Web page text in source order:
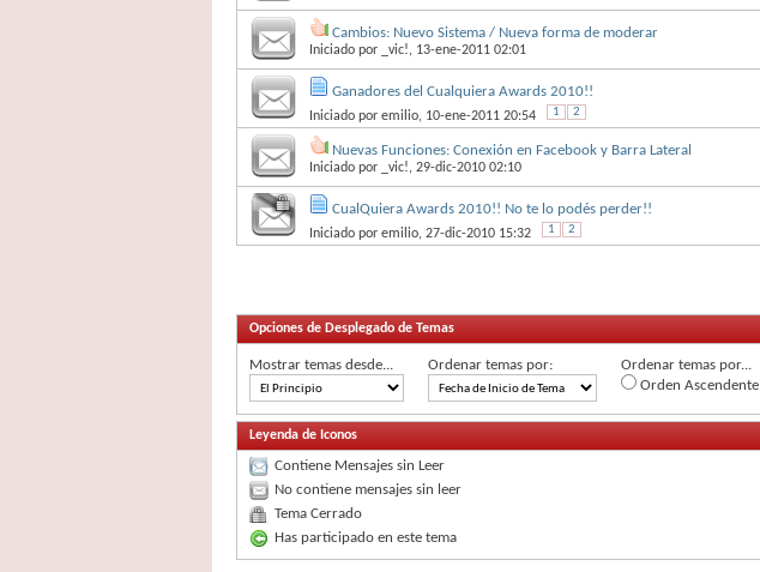
Cambios: Nuevo Sistema / Nueva forma de moderar
Iniciado por _vic!, 13-ene-2011 02:01
Ganadores del Cualquiera Awards 2010!!
Iniciado por emilio, 10-ene-2011 20:54 1 2
Nuevas Funciones: Conexión en Facebook y Barra Lateral
Iniciado por _vic!, 29-dic-2010 02:10
CualQuiera Awards 2010!! No te lo podés perder!!
Iniciado por emilio, 27-dic-2010 15:32 1 2
Opciones de Desplegado de Temas
Mostrar temas desde... Ordenar temas por:
Ordenar temas por...
Orden Ascendente
Leyenda de Iconos
Contiene Mensajes sin Leer
No contiene mensajes sin leer
Tema Cerrado
Has participado en este tema